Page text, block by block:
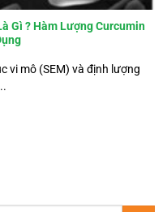
Gì ? Hàm Lượng Curcumin
vi mô (SEM) và định lượng